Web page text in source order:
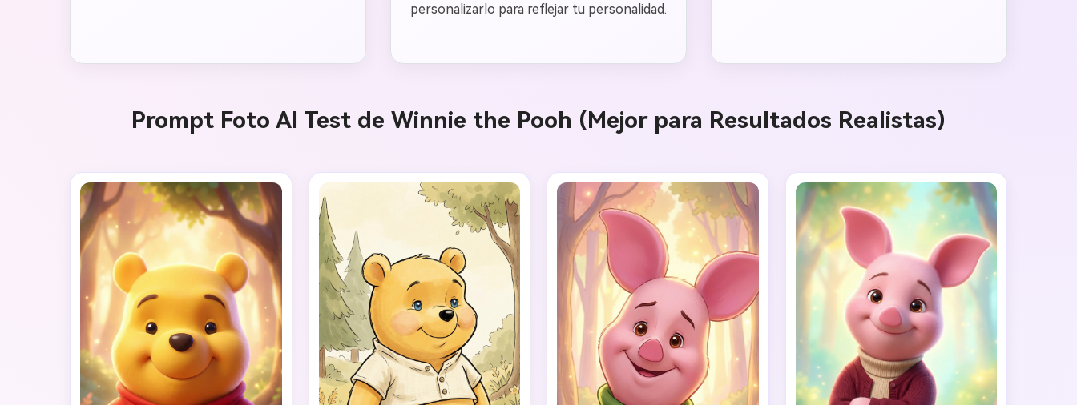
personalizarlo para reflejar tu personalidad.
Prompt Foto AI Test de Winnie the Pooh (Mejor para Resultados Realistas)
Crea imágenes IA
ilimitadas. 100 %
gratis!
Empieza Gratis→